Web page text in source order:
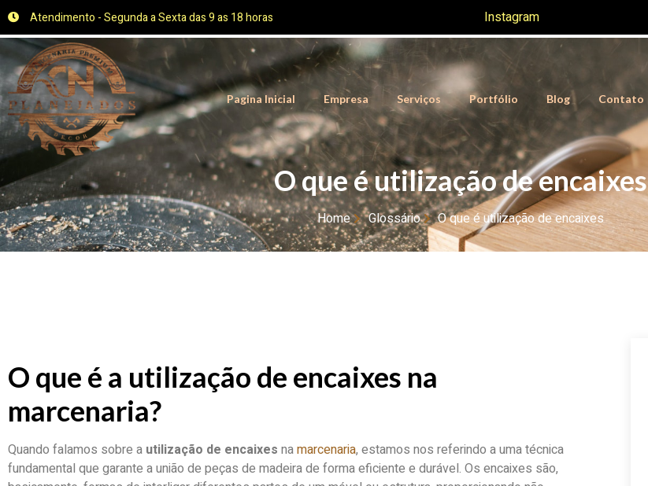
Atendimento - Segunda a Sexta das 9 as 18 horas Instagram
Pagina Inicial Empresa Serviços Portfólio Blog Contato
O que é utilização de encaixes
Home Glossário O que é utilização de encaixes
O que é a utilização de encaixes na
marcenaria?
Quando falamos sobre a utilização de encaixes namarcenaria, estamos nos referindo a uma técnica
fundamental que garante a união de peças de madeira de forma eficiente e durável. Os encaixes são,